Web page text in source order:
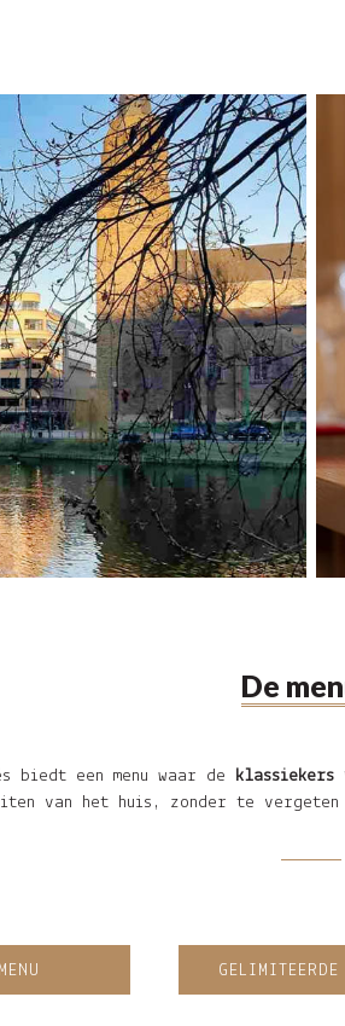
De
biedt een menu waar de klassiekers
van het huis, zonder te vergeten